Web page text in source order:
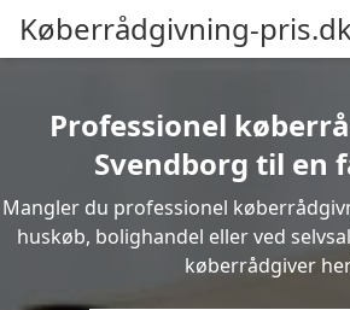
Køberrådgivning-
Professionel
Svendborg til en
Mangler du professionel
huskøb, bolighandel eller ved
køberrådgiver